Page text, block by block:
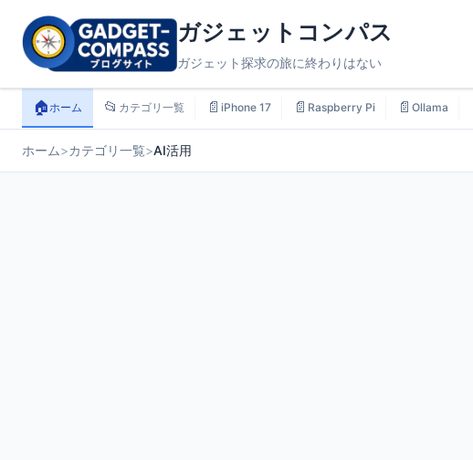
ガジェットコンパス
ガジェット探求の旅に終わりはない
🏠ホーム 📂 カテゴリ一覧 📄 iPhone 17 📄 Raspberry Pi 📄 Ollama
ホーム>カテゴリ一覧>AI活用